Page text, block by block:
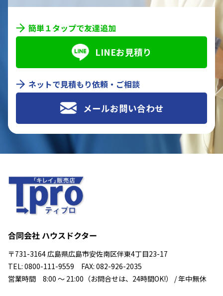
簡単１タップで友達追加
LINEお見積り
ネットで見積もり依頼・ご相談
メールお問い合わせ
合同会社 ハウスドクター
〒731-3164 広島県広島市安佐南区伴東4丁目23-17
TEL: 0800-111-9559 FAX: 082-926-2035
営業時間 8:00 ～ 21:00（お問合せは、24時間OK!） / 年中無休